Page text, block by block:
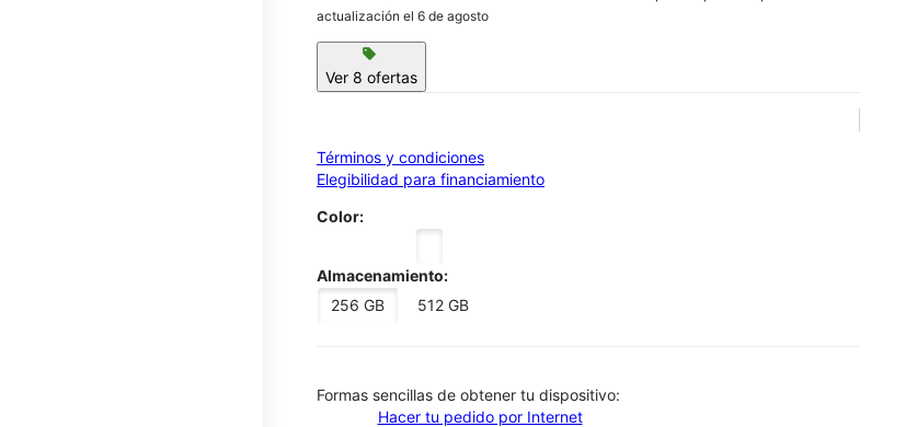
actualización el 6 de agosto
sell
Ver 8 ofertas
Términos y condiciones
Elegibilidad para financiamiento
Color:
Almacenamiento:
256 GB
512 GB
​​​​​​​Formas sencillas de obtener tu dispositivo:
Hacer tu pedido por Internet